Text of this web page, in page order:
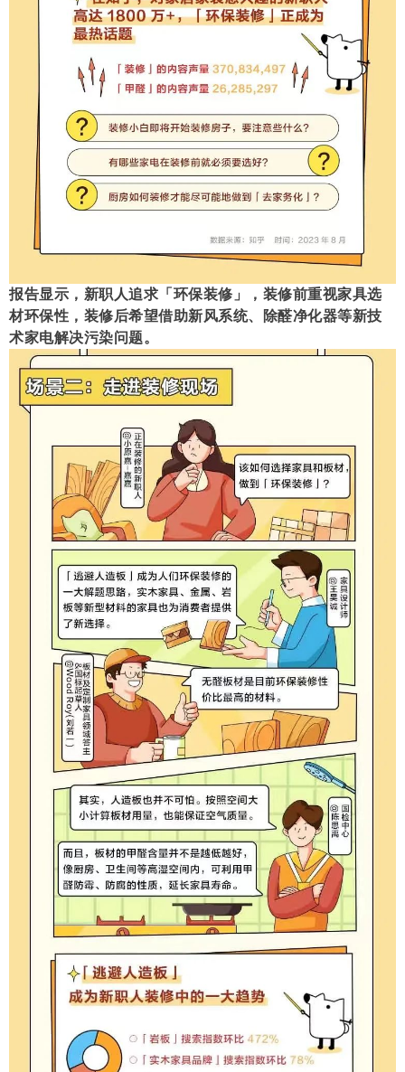
报告显示，新职人追求「环保装修」，装修前重视家具选
材环保性，装修后希望借助新风系统、除醛净化器等新技
术家电解决污染问题。